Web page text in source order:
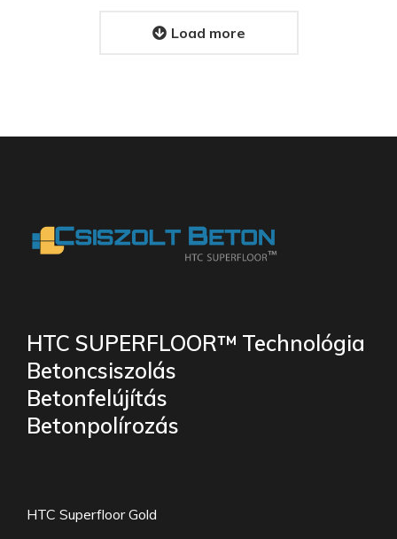
Load more
HTC SUPERFLOOR™ Technológia
Betoncsiszolás
Betonfelújítás
Betonpolírozás
HTC Superfloor Gold